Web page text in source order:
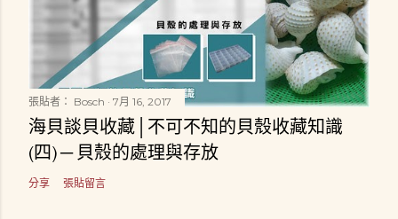
張貼者： Bosch 7月 16, 2017
海貝談貝收藏│不可不知的貝殼收藏知識
(四) ─ 貝殼的處理與存放
分享 張貼留言